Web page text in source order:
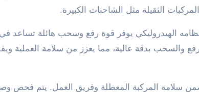
الثقيلة مثل الشاحنات الكبيرة.
نظامه الهيدروليكي يوفر قوة رفع وسحب هائلة
والسحب بدقة عالية، مما يعزز من سلامة العملية
سلامة المركبة المعطلة وفريق العمل. يتم فحص